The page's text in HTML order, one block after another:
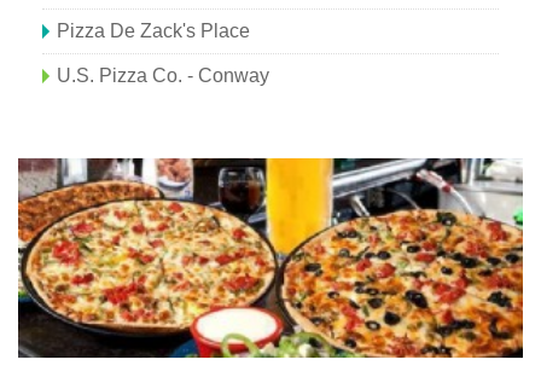
Pizza De Zack's Place
U.S. Pizza Co. - Conway